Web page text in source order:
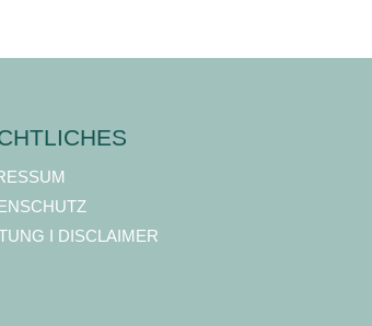
I DISCLAIMER